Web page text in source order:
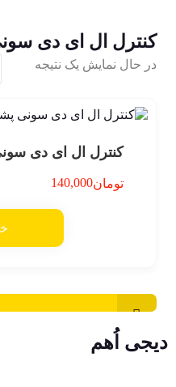
کنترل ال ای دی
در حال نمایش یک نتیجه
کنترل ال ای دی
تومان140,000
دیجی اُهم